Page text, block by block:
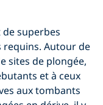
superbes
requins. Autour de
sites de plongée,
et à ceux
aux tombants